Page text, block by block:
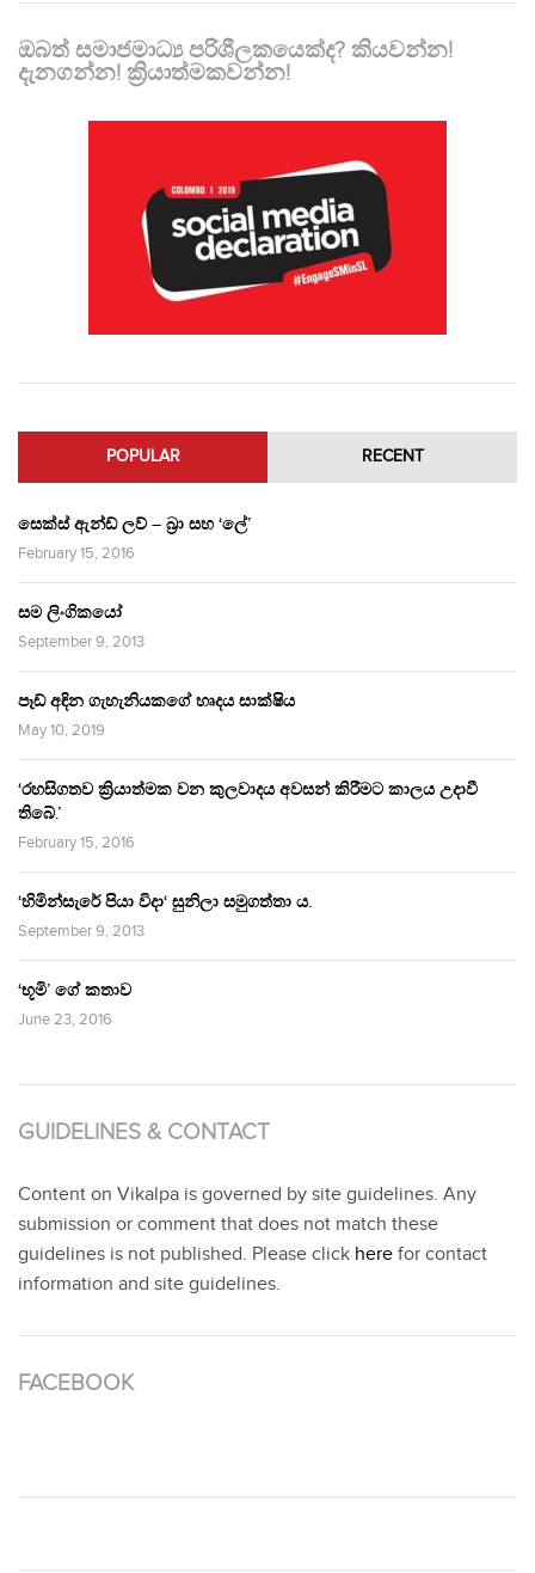
ඔබත් සමාජමාධ්‍ය පරිශීලකයෙක්ද? කියවන්න!
දැනගන්න! ක්‍රියාත්මකවන්න!
POPULAR RECENT
සෙක්ස් ඇන්ඩ් ලව් – බ්‍රා සහ ‘ලේ’
February 15, 2016
සම ලිංගිකයෝ
September 9, 2013
පෑඩ් අඳින ගැහැනියකගේ හෘදය සාක්ෂිය
May 10, 2019
‘රහසිගතව ක්‍රියාත්මක වන කුලවාදය අවසන් කිරීමට කාලය උදාවී
තිබේ.’
February 15, 2016
‘හිමින්සැරේ පියා විදා‘ සුනිලා සමුගත්තා ය.
September 9, 2013
‘භූමි’ ගේ කතාව
June 23, 2016
GUIDELINES & CONTACT
Content on Vikalpa is governed by site guidelines. Any
submission or comment that does not match these
guidelines is not published. Please click here for contact
information and site guidelines.
FACEBOOK